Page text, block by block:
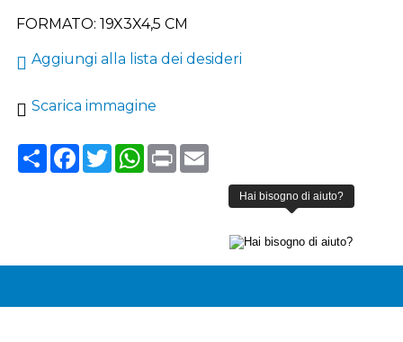
FORMATO: 19X3X4,5 CM
Aggiungi alla lista dei desideri
Scarica immagine
ShareFacebook
TwitterWhatsApp
PrintEmail